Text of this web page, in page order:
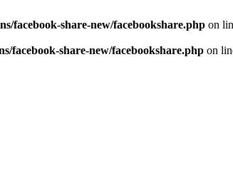
facebook-share-new/facebookshare.php on
facebook-share-new/facebookshare.php on